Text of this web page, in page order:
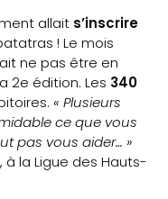
allait s’inscrire
! Le mois
ne pas être en
2e édition. Les 340
« Plusieurs
ce que vous
pas vous aider… »
la Ligue des Hauts-